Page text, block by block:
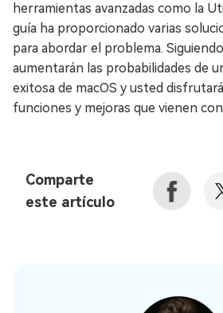
herramientas avanzadas como la
guía ha proporcionado varias
para abordar el problema.
aumentarán las probabilidades de
exitosa de macOS y usted
funciones y mejoras que vienen
Comparte
este artículo